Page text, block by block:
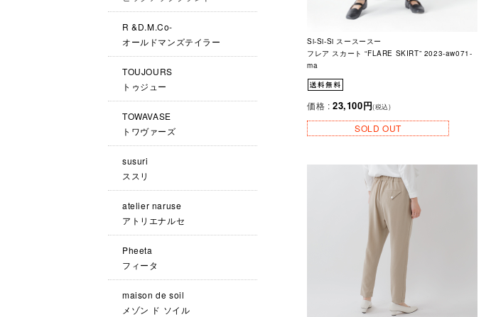
R &D.M.Co-
オールドマンズテイラー
TOUJOURS
トゥジュー
TOWAVASE
トワヴァーズ
susuri
ススリ
atelier naruse
アトリエナルセ
Pheeta
フィータ
maison de soil
メゾン ド ソイル
Si-Si-Si スースースー
フレア スカート “FLARE SKIRT” 2023-aw071-
ma
価格 : 23,100円(税込)
SOLD OUT